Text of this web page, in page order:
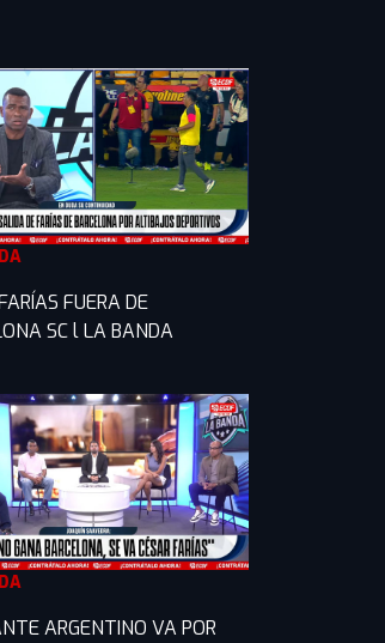
FUERA DE
SC l LA BANDA
ARGENTINO VA POR